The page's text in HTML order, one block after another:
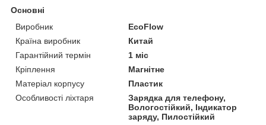
Основні
Виробник
EcoFlow
Країна виробник
Китай
Гарантійний термін
1 міс
Кріплення
Магнітне
Матеріал корпусу
Пластик
Особливості ліхтаря
Зарядка для телефону,
Вологостійкий, Індикатор
заряду, Пилостійкий